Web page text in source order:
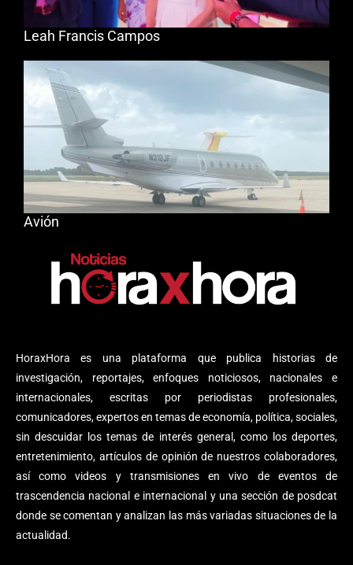
HoraxHora es una plataforma que publica historias de
investigación, reportajes, enfoques noticiosos, nacionales e
internacionales, escritas por periodistas profesionales,
comunicadores, expertos en temas de economía, política, sociales,
sin descuidar los temas de interés general, como los deportes,
entretenimiento, artículos de opinión de nuestros colaboradores,
así como videos y transmisiones en vivo de eventos de
trascendencia nacional e internacional y una sección de posdcat
donde se comentan y analizan las más variadas situaciones de la
actualidad.
Leah Francis Campos
Avión